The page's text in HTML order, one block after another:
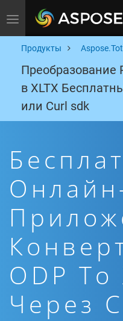
Toggle navigation
Продукты
Преобразование
в XLTX
или Curl sdk
ODP To
Через